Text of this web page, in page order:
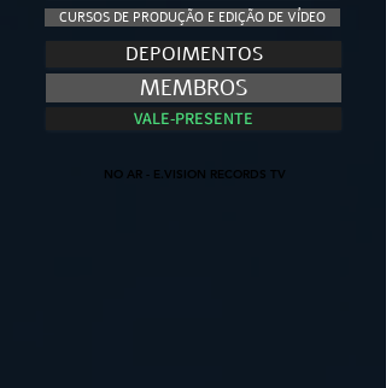
CURSOS DE PRODUÇÃO E EDIÇÃO DE VÍDEO
DEPOIMENTOS
MEMBROS
VALE-PRESENTE
NO AR - E.VISION RECORDS TV
NO AR - E.VISION RECORDS TV